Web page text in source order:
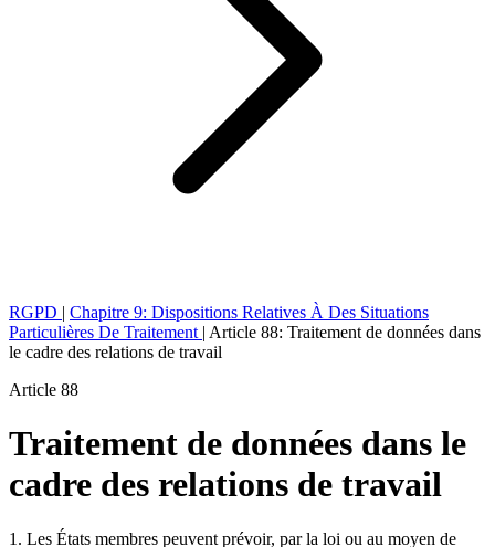
RGPD | Chapitre 9: Dispositions Relatives À Des Situations
Particulières De Traitement | Article 88: Traitement de données dans
le cadre des relations de travail
Article 88
Traitement de données dans le
cadre des relations de travail
1. Les États membres peuvent prévoir, par la loi ou au moyen de